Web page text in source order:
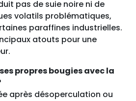
pas de suie noire ni de
volatils problématiques,
paraffines industrielles.
atouts pour une
propres bougies avec la
après désoperculation ou